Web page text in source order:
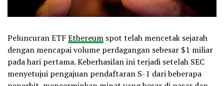
Peluncuran ETFEthereum spot telah mencetak sejarah
dengan mencapai volume perdagangan sebesar $1 miliar
pada hari pertama. Keberhasilan ini terjadi setelah SEC
menyetujui pengajuan pendaftaran S-1 dari beberapa